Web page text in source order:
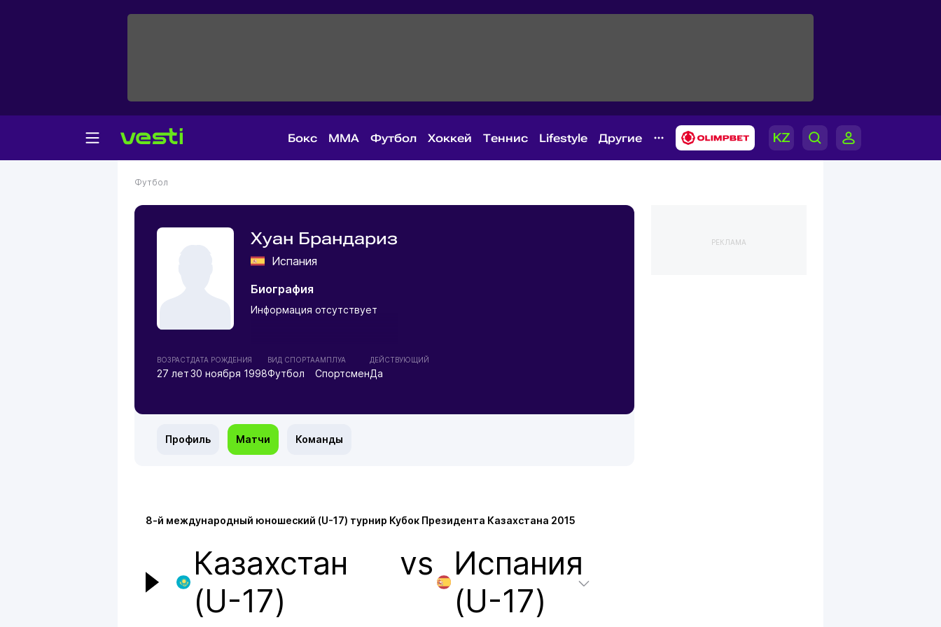
Бокс MMA Футбол Хоккей Теннис Lifestyle Другие
Футбол
Хуан Брандариз
Испания
Биография
Информация отсутствует
ВОЗРАСТ
27 лет
ДАТА РОЖДЕНИЯ
30 ноября 1998
ВИД СПОРТА
Футбол
АМПЛУА
Спортсмен
ДЕЙСТВУЮЩИЙ
Да
Профиль Матчи Команды
8-й международный юношеский (U-17) турнир Кубок Президента Казахстана 2015
Казахстан
(U-17)
vs
Испания
(U-17)
РЕКЛАМА